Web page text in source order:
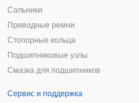
Сальники
Приводные ремни
Стопорные кольца
Подшипниковые узлы
Смазка для подшипников
Сервис и поддержка